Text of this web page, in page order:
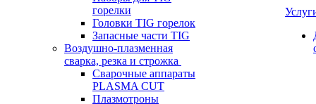
горелки
Головки TIG горелок
Запасные части TIG
Воздушно-плазменная
сварка, резка и строжка
Сварочные аппараты
PLASMA CUT
Плазмотроны